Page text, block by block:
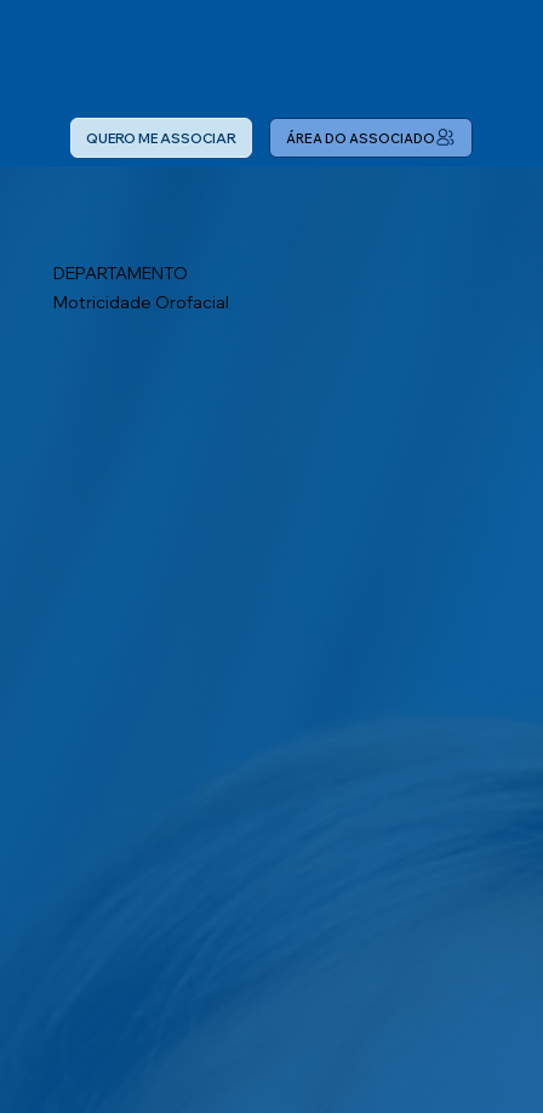
QUERO ME ASSOCIAR ÁREA DO ASSOCIADO
DEPARTAMENTO
Motricidade Orofacial